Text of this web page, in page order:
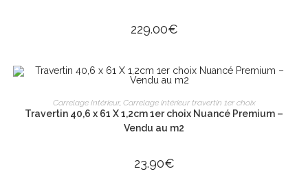
229.00€
AJOUTER AU PANIER
Carrelage Intérieur, Carrelage intérieur travertin 1er choix
Travertin 40,6 x 61 X 1,2cm 1er choix Nuancé Premium –
Vendu au m2
23.90€